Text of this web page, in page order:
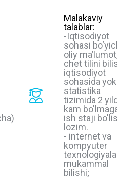
Malakaviy
talablar:
-Iqtisodiyot
sohasi
oliy
chet tilini
iqtisodiyot
sohasida
statistika
tizimida 2
kam
ish staji
lozim.
- internet va
kompyuter
mukammal
bilishi;